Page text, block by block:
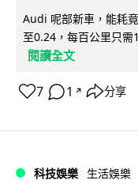
Audi 呢部新車，能耗
至0.24，每百公里只
閱讀全文
7 1 ↗ 分享
科技娛樂 生活娛樂